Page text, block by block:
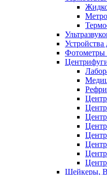
Фотометры
Шейкеры,